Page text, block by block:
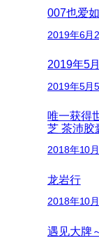
007也爱
2019年6月
2019年5
2019年5月
唯一获得
芝 茶沛胶
2018年10
龙岩行
2018年10
遇见大牌